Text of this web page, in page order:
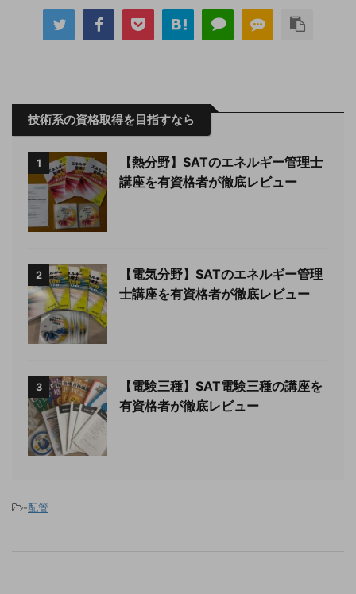
技術系の資格取得を目指すなら
1
【熱分野】SATのエネルギー管理士
講座を有資格者が徹底レビュー
2
【電気分野】SATのエネルギー管理
士講座を有資格者が徹底レビュー
3
【電験三種】SAT電験三種の講座を
有資格者が徹底レビュー
-配管